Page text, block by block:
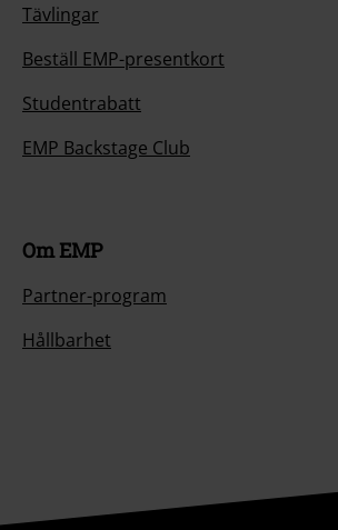
Tävlingar
Beställ EMP-presentkort
Studentrabatt
EMP Backstage Club
Om EMP
Partner-program
Hållbarhet